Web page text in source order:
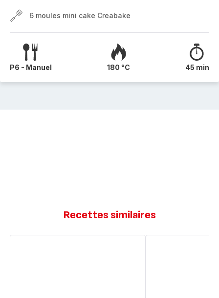
6 moules mini cake Creabake
P6 - Manuel 180 °C 45 min
Recettes similaires